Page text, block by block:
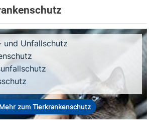
und Unfallschutz
Mehr zum Tierkrankenschutz